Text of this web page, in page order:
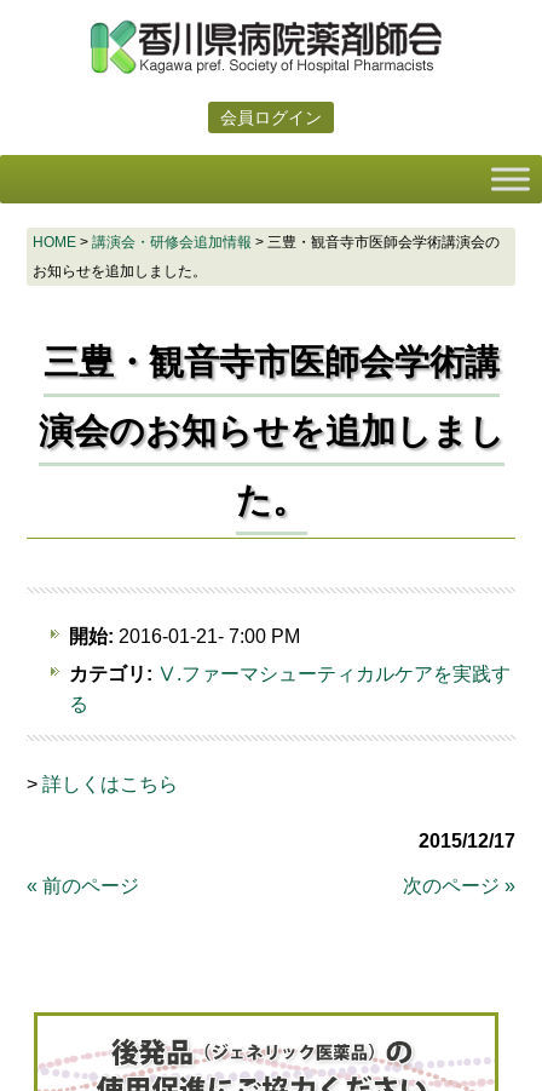
会員ログイン
HOME> 講演会・研修会追加情報 > 三豊・観音寺市医師会学術講演会の
お知らせを追加しました。
三豊・観音寺市医師会学術講
演会のお知らせを追加しまし
た。
開始: 2016-01-21- 7:00 PM
カテゴリ: Ⅴ.ファーマシューティカルケアを実践す
る
>詳しくはこちら
2015/12/17
« 前のページ 次のページ »